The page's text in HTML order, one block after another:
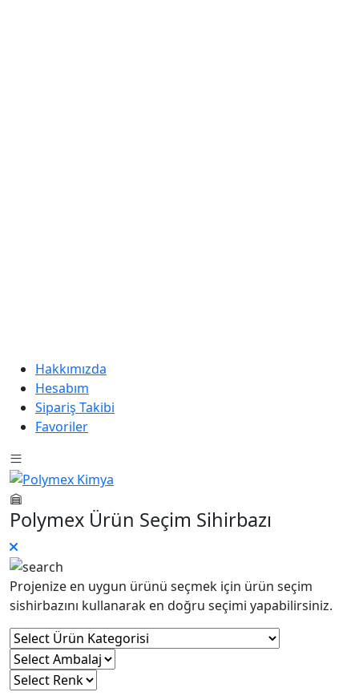
Hakkımızda
Hesabım
Sipariş Takibi
Favoriler
Polymex Ürün Seçim Sihirbazı
Projenize en uygun ürünü seçmek için ürün seçim
sishirbazını kullanarak en doğru seçimi yapabilirsiniz.